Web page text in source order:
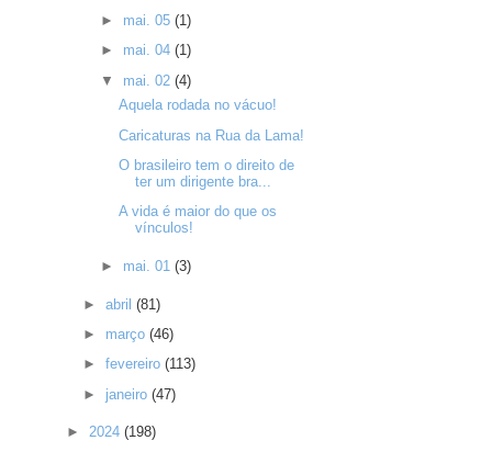
► mai. 05 (1)
► mai. 04 (1)
▼ mai. 02 (4)
Aquela rodada no vácuo!
Caricaturas na Rua da Lama!
O brasileiro tem o direito de
ter um dirigente bra...
A vida é maior do que os
vínculos!
► mai. 01 (3)
►abril(81)
► março(46)
►fevereiro(113)
► janeiro(47)
► 2024 (198)